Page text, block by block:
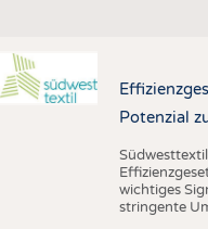
Potenzial
wichtiges
stringente